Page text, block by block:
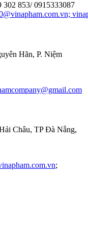
853/ 0915333087
Hãn, P. Niệm
Châu, TP Đà Nẵng,
;